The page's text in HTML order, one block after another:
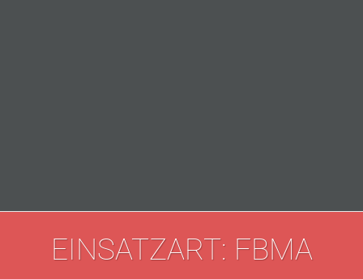
EINSATZART: FBMA